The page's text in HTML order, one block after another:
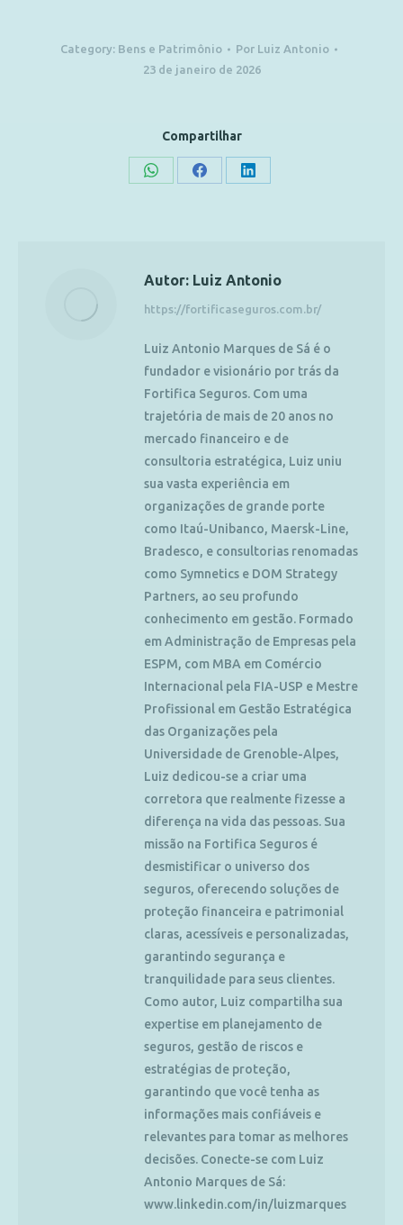
Category: Bens e Patrimônio Por Luiz Antonio
23 de janeiro de 2026
Compartilhar
Autor: Luiz Antonio
https://fortificaseguros.com.br/
Luiz Antonio Marques de Sá é o
fundador e visionário por trás da
Fortifica Seguros. Com uma
trajetória de mais de 20 anos no
mercado financeiro e de
consultoria estratégica, Luiz uniu
sua vasta experiência em
organizações de grande porte
como Itaú-Unibanco, Maersk-Line,
Bradesco, e consultorias renomadas
como Symnetics e DOM Strategy
Partners, ao seu profundo
conhecimento em gestão. Formado
em Administração de Empresas pela
ESPM, com MBA em Comércio
Internacional pela FIA-USP e Mestre
Profissional em Gestão Estratégica
das Organizações pela
Universidade de Grenoble-Alpes,
Luiz dedicou-se a criar uma
corretora que realmente fizesse a
diferença na vida das pessoas. Sua
missão na Fortifica Seguros é
desmistificar o universo dos
seguros, oferecendo soluções de
proteção financeira e patrimonial
claras, acessíveis e personalizadas,
garantindo segurança e
tranquilidade para seus clientes.
Como autor, Luiz compartilha sua
expertise em planejamento de
seguros, gestão de riscos e
estratégias de proteção,
garantindo que você tenha as
informações mais confiáveis e
relevantes para tomar as melhores
decisões. Conecte-se com Luiz
Antonio Marques de Sá:
www.linkedin.com/in/luizmarques